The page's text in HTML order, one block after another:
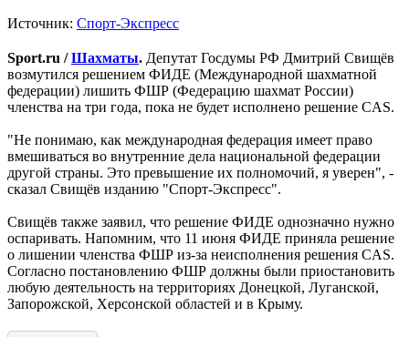
Источник: Спорт-Экспресс
Sport.ru /Шахматы. Депутат Госдумы РФ Дмитрий Свищёв
возмутился решением ФИДЕ (Международной шахматной
федерации) лишить ФШР (Федерацию шахмат России)
членства на три года, пока не будет исполнено решение CAS.
"Не понимаю, как международная федерация имеет право
вмешиваться во внутренние дела национальной федерации
другой страны. Это превышение их полномочий, я уверен", -
сказал Свищёв изданию "Спорт-Экспресс".
Свищёв также заявил, что решение ФИДЕ однозначно нужно
оспаривать. Напомним, что 11 июня ФИДЕ приняла решение
о лишении членства ФШР из-за неисполнения решения CAS.
Согласно постановлению ФШР должны были приостановить
любую деятельность на территориях Донецкой, Луганской,
Запорожской, Херсонской областей и в Крыму.